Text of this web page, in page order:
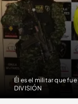
Él es el militar que
DIVISIÓN